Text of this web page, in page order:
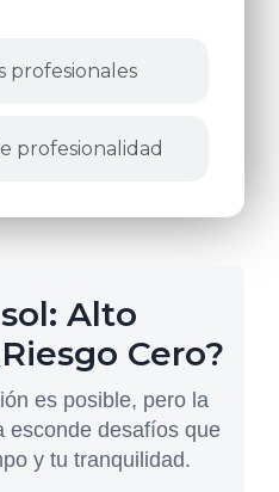
profesionales
profesionalidad
Alto
Cero?
es posible, pero la
esconde desafíos que
y tu tranquilidad.